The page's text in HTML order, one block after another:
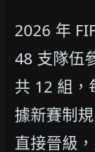
2026 年
48 支隊伍
共 12 組，
據新賽制
直接晉級